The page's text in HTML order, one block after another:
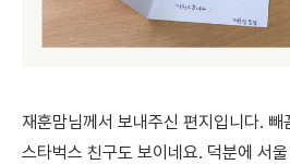
재훈맘님께서 보내주신 편지입니다.
스타벅스 친구도 보이네요. 덕분에 서